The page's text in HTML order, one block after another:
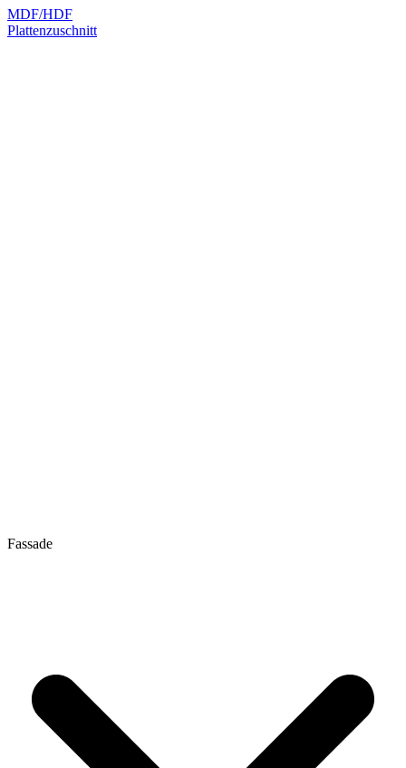
MDF/HDF
Plattenzuschnitt
Fassade